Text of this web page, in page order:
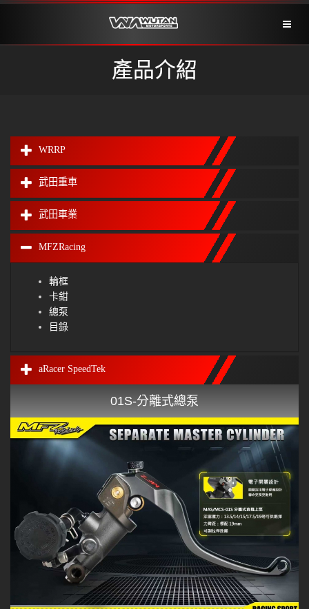
產品介紹
WRRP
武田重車
武田車業
MFZRacing
輪框
卡鉗
總泵
目錄
aRacer SpeedTek
01S-分離式總泵